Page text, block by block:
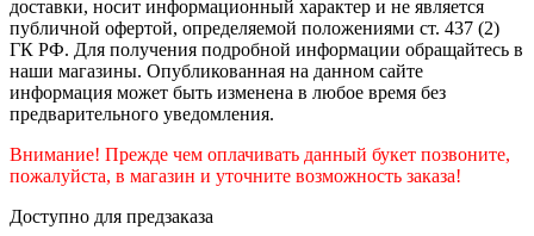
доставки, носит информационный характер и не является
публичной офертой, определяемой положениями ст. 437 (2)
ГК РФ. Для получения подробной информации обращайтесь в
наши магазины. Опубликованная на данном сайте
информация может быть изменена в любое время без
предварительного уведомления.
Внимание! Прежде чем оплачивать данный букет позвоните,
пожалуйста, в магазин и уточните возможность заказа!
Доступно для предзаказа